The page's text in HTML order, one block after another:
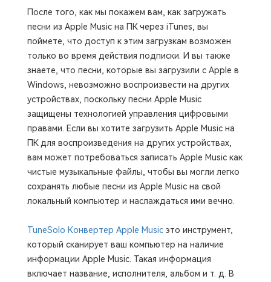
После того, как мы покажем вам, как загружать
песни из Apple Music на ПК через iTunes, вы
поймете, что доступ к этим загрузкам возможен
только во время действия подписки. И вы также
знаете, что песни, которые вы загрузили с Apple в
Windows, невозможно воспроизвести на других
устройствах, поскольку песни Apple Music
защищены технологией управления цифровыми
правами. Если вы хотите загрузить Apple Music на
ПК для воспроизведения на других устройствах,
вам может потребоваться записать Apple Music как
чистые музыкальные файлы, чтобы вы могли легко
сохранять любые песни из Apple Music на свой
локальный компьютер и наслаждаться ими вечно.
TuneSolo Конвертер Apple Music это инструмент,
который сканирует ваш компьютер на наличие
информации Apple Music. Такая информация
включает название, исполнителя, альбом и т. д. В